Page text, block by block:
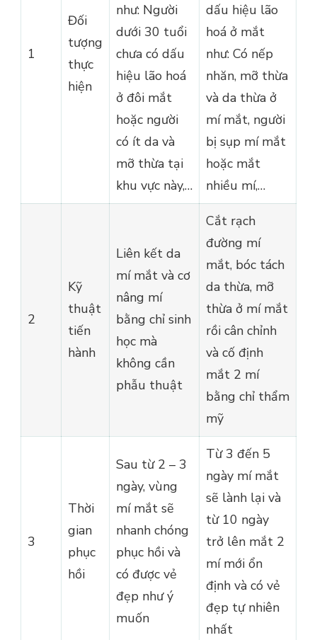
1
Đối
tượng
thực
hiện
như: Người
dưới 30 tuổi
chưa có dấu
hiệu lão hoá
ở đôi mắt
hoặc người
có ít da và
mỡ thừa tại
khu vực này,…
dấu hiệu lão
hoá ở mắt
như: Có nếp
nhăn, mỡ thừa
và da thừa ở
mí mắt, người
bị sụp mí mắt
hoặc mắt
nhiều mí,…
2
Kỹ
thuật
tiến
hành
Liên kết da
mí mắt và cơ
nâng mí
bằng chỉ sinh
học mà
không cần
phẫu thuật
Cắt rạch
đường mí
mắt, bóc tách
da thừa, mỡ
thừa ở mí mắt
rồi cân chỉnh
và cố định
mắt 2 mí
bằng chỉ thẩm
mỹ
3
Thời
gian
phục
hồi
Sau từ 2 – 3
ngày, vùng
mí mắt sẽ
nhanh chóng
phục hồi và
có được vẻ
đẹp như ý
muốn
Từ 3 đến 5
ngày mí mắt
sẽ lành lại và
từ 10 ngày
trở lên mắt 2
mí mới ổn
định và có vẻ
đẹp tự nhiên
nhất